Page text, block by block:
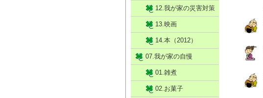
12.我が家の災害対策
13.映画
14.本（2012）
07.我が家の自慢
01.雑煮
02.お菓子